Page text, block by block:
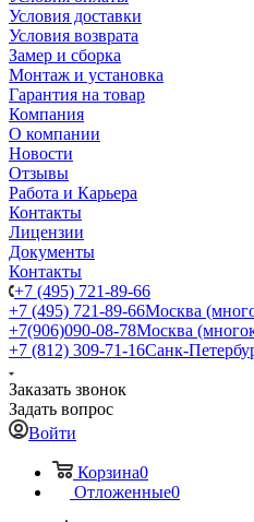
Условия доставки
Условия возврата
Замер и сборка
Монтаж и установка
Гарантия на товар
Компания
О компании
Новости
Отзывы
Работа и Карьера
Контакты
Лицензии
Документы
Контакты
+7 (495) 721-89-66
+7 (495) 721-89-66Москва
+7(906)090-08-78Москва
+7 (812) 309-71-16Санк-
Заказать звонок
Задать вопрос
Войти
Корзина0
Отложенные0